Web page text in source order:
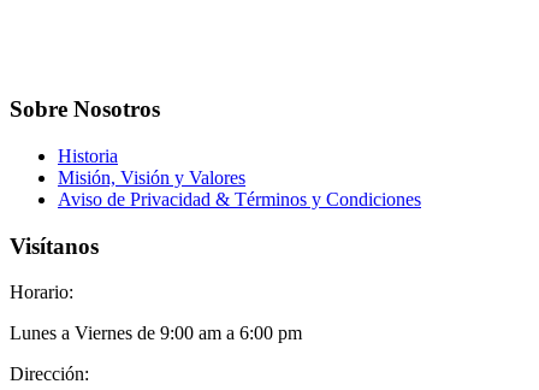
Sobre Nosotros
Historia
Misión, Visión y Valores
Aviso de Privacidad & Términos y Condiciones
Visítanos
Horario:
Lunes a Viernes de 9:00 am a 6:00 pm
Dirección: